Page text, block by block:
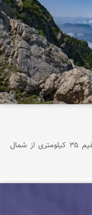
اوپرت مرز بیابان و آبان در فاصله مستقیم ۳۵ کیلومتری از شمال